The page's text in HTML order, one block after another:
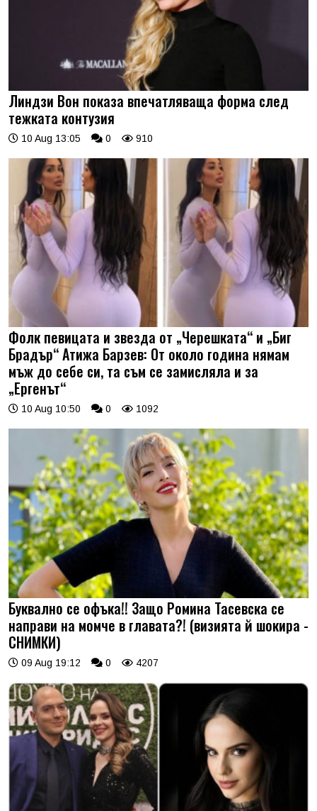
Линдзи Вон показа впечатляваща форма след
тежката контузия
10 Aug 13:05 0 910
Фолк певицата и звезда от „Черешката“ и „Биг
Брадър“ Атижа Барзев: От около година нямам
мъж до себе си, та съм се замисляла и за
„Ергенът“
10 Aug 10:50 0 1092
Буквално се офъка!! Защо Ромина Тасевска се
направи на момче в главата?! (визията й шокира -
СНИМКИ)
09 Aug 19:12 0 4207